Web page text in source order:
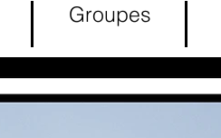
Groupes